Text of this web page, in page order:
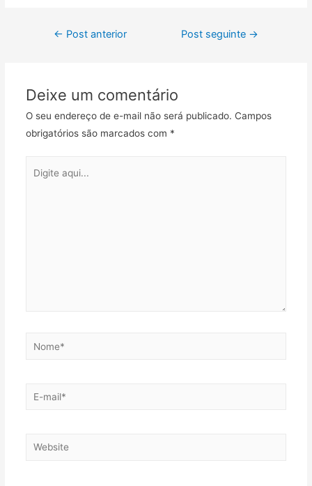
← Post anterior Post seguinte →
Deixe um comentário
O seu endereço de e-mail não será publicado. Campos
obrigatórios são marcados com *